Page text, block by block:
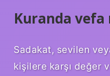
Kuranda vefa
Sadakat, sevilen
kişilere karşı değer